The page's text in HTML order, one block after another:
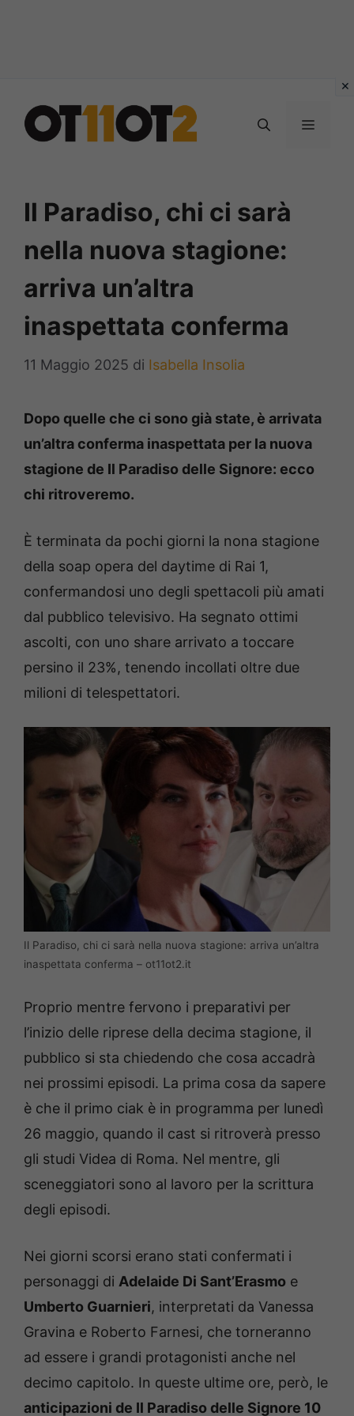
contenuto
MENU
Il Paradiso, chi ci sarà
nella nuova stagione:
arriva un’altra
inaspettata conferma
11 Maggio 2025 di Isabella Insolia
Dopo quelle che ci sono già state, è arrivata
un’altra conferma inaspettata per la nuova
stagione de Il Paradiso delle Signore: ecco
chi ritroveremo.
È terminata da pochi giorni la nona stagione
della soap opera del daytime di Rai 1,
confermandosi uno degli spettacoli più amati
dal pubblico televisivo. Ha segnato ottimi
ascolti, con uno share arrivato a toccare
persino il 23%, tenendo incollati oltre due
milioni di telespettatori.
Il Paradiso, chi ci sarà nella nuova stagione: arriva un’altra
inaspettata conferma – ot11ot2.it
Proprio mentre fervono i preparativi per
l’inizio delle riprese della decima stagione, il
pubblico si sta chiedendo che cosa accadrà
nei prossimi episodi. La prima cosa da sapere
è che il primo ciak è in programma per lunedì
26 maggio, quando il cast si ritroverà presso
gli studi Videa di Roma. Nel mentre, gli
sceneggiatori sono al lavoro per la scrittura
degli episodi.
Nei giorni scorsi erano stati confermati i
personaggi di Adelaide Di Sant’Erasmo e
Umberto Guarnieri, interpretati da Vanessa
Gravina e Roberto Farnesi, che torneranno
ad essere i grandi protagonisti anche nel
decimo capitolo. In queste ultime ore, però, le
anticipazioni de Il Paradiso delle Signore 10